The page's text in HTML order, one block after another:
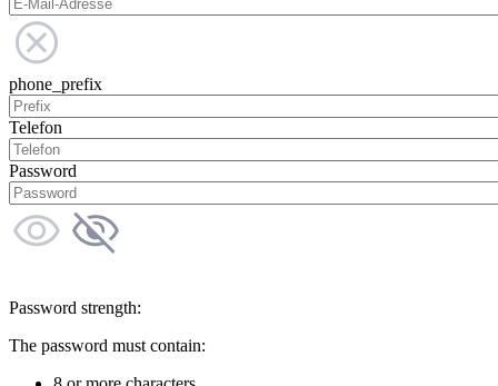
phone_prefix
Telefon
Password
Password strength:
The password must contain: